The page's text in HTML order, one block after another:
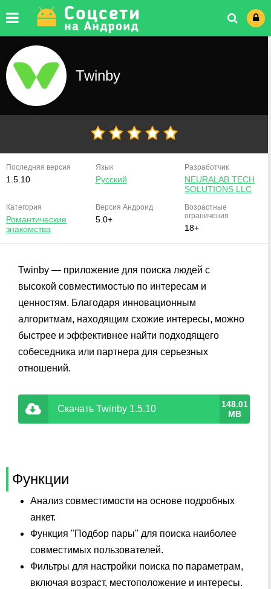
Twinby
Последняя версия
1.5.10
Язык
Русский
Разработчик
NEURALAB TECH
SOLUTIONS LLC
Категория
Романтические
знакомства
Версия Андроид
5.0+
Возрастные
ограничения
18+
Twinby — приложение для поиска людей с
высокой совместимостью по интересам и
ценностям. Благодаря инновационным
алгоритмам, находящим схожие интересы, можно
быстрее и эффективнее найти подходящего
собеседника или партнера для серьезных
отношений.
Скачать Twinby 1.5.10
148.01
MB
Функции
Анализ совместимости на основе подробных
анкет.
Функция "Подбор пары" для поиска наиболее
совместимых пользователей.
Фильтры для настройки поиска по параметрам,
включая возраст, местоположение и интересы.